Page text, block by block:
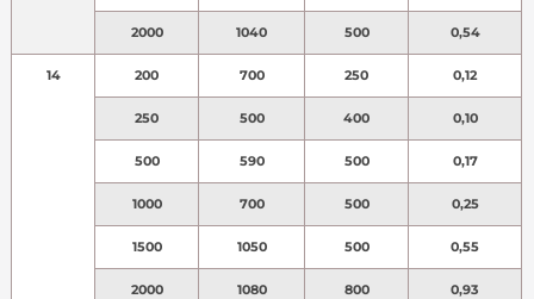
2000 1040 500 0,54
14 200 700 250 0,12
250 500 400 0,10
500 590 500 0,17
1000 700 500 0,25
1500 1050 500 0,55
2000 1080 800 0,93